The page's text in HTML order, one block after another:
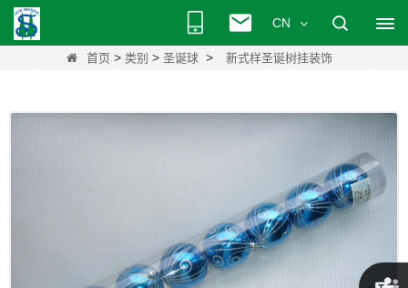
CN
首页 > 类别 > 圣诞球 > 新式样圣诞树挂装饰